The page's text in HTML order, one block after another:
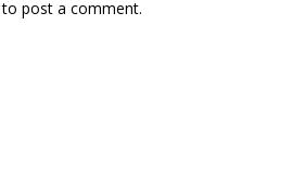
to post a comment.